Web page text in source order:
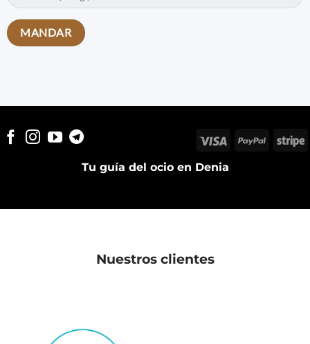
Tu guía del ocio en Denia
Visa PayPal
Nuestros clientes